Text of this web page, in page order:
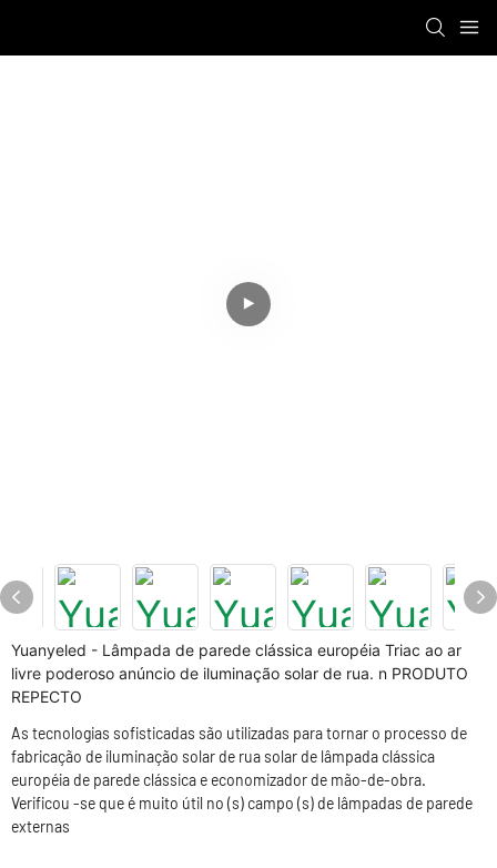
Yuanyeled - Lâmpada de parede clássica européia Triac ao ar
livre poderoso anúncio de iluminação solar de rua. n PRODUTO
REPECTO
As tecnologias sofisticadas são utilizadas para tornar o processo de
fabricação de iluminação solar de rua solar de lâmpada clássica
européia de parede clássica e economizador de mão-de-obra.
Verificou -se que é muito útil no (s) campo (s) de lâmpadas de parede
externas